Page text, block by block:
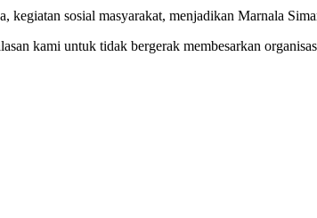
kegiatan sosial masyarakat, menjadikan Marnala
kami untuk tidak bergerak membesarkan